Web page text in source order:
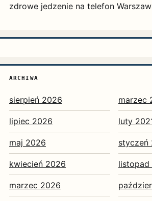
zdrowe jedzenie na telefon
ARCHIWA
sierpień 2026
lipiec 2026
maj 2026
kwiecień 2026
marzec 2026
marzec
luty
styczeń
listopad